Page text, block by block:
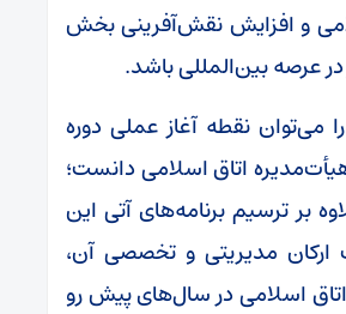
و افزایش نقش‌آفرینی بخش
عرصه بین‌المللی باشد.
می‌توان نقطه آغاز عملی دوره
اتاق اسلامی دانست؛
بر ترسیم برنامه‌های آتی این
ارکان مدیریتی و تخصصی آن،
اسلامی در سال‌های پیش رو